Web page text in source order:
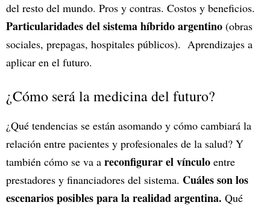
del resto del mundo. Pros y contras. Costos y beneficios.
Particularidades del sistema híbrido argentino (obras
sociales, prepagas, hospitales públicos). Aprendizajes a
aplicar en el futuro.
¿Cómo será la medicina del futuro?
¿Qué tendencias se están asomando y cómo cambiará la
relación entre pacientes y profesionales de la salud? Y
también cómo se va a reconfigurar el vínculo entre
prestadores y financiadores del sistema. Cuáles son los
escenarios posibles para la realidad argentina. Qué